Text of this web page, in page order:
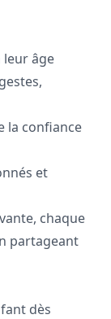
leur âge
la confiance
et
chaque
partageant
dès